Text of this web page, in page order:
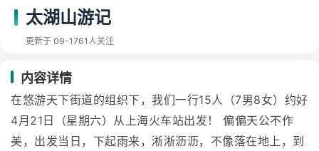
太湖山游记
更新于 09-1761人关注
内容详情
在悠游天下街道的组织下，我们一行15人（7男8女）约好
4月21日（星期六）从上海火车站出发！ 偏偏天公不作
美，出发当日，下起雨来，淅淅沥沥，不像落在地上，到